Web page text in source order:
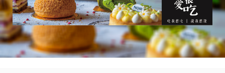
o
k
g
r
a